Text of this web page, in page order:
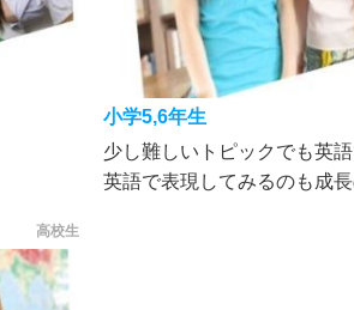
小学5,6年生
少し難しいトピックでも英語
英語で表現してみるのも成
高校生